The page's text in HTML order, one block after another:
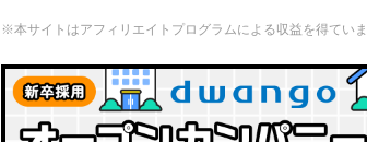
※本サイトはアフィリエイトプログラムによる収益を得てい